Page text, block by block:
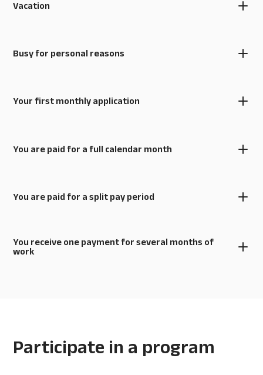
Vacation
Busy for personal reasons
Your first monthly application
You are paid for a full calendar month
You are paid for a split pay period
You receive one payment for several months of
work
Participate in a program